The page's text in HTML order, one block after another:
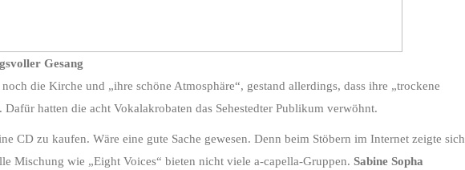
Gesang
die Kirche und „ihre schöne Atmosphäre“, gestand allerdings, dass ihre „trockene
hatten die acht Vokalakrobaten das Sehestedter Publikum verwöhnt.
CD zu kaufen. Wäre eine gute Sache gewesen. Denn beim Stöbern im Internet zeigte sich
Mischung wie „Eight Voices“ bieten nicht viele a-capella-Gruppen. Sabine Sopha